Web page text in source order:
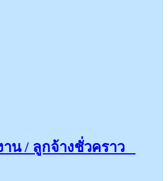
าน / ลูกจ้างชั่วคราว